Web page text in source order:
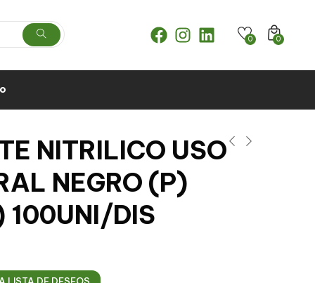
0
0
NITRILICO USO
NEGRO (P)
100UNI/DIS
LISTA DE DESEOS